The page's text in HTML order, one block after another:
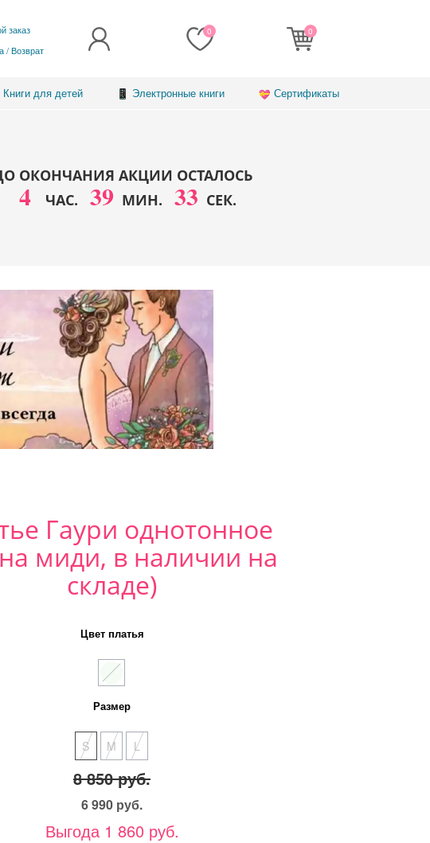
/Возврат
заказ 0 0
Книги для детей Электронные книги Сертификаты
ОКОНЧАНИЯ АКЦИИ ОСТАЛОСЬ
4 ЧАС. 39 МИН. 30 СЕК.
Гаури однотонное
миди, в наличии на
складе)
Цвет платья
Размер
S M L
8 850 руб.
6 990 руб.
Выгода 1 860 руб.